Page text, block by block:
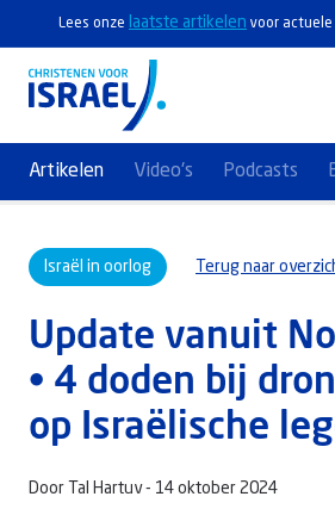
Lees onze laatste artikelen voor actuele
Artikelen Video's Podcasts
Actief
Ontdek
Steun Israël
Israël in oorlog Terug naar
Update vanuit
• 4 doden bij
op Israëlische
Door Tal Hartuv - 14 oktober 2024